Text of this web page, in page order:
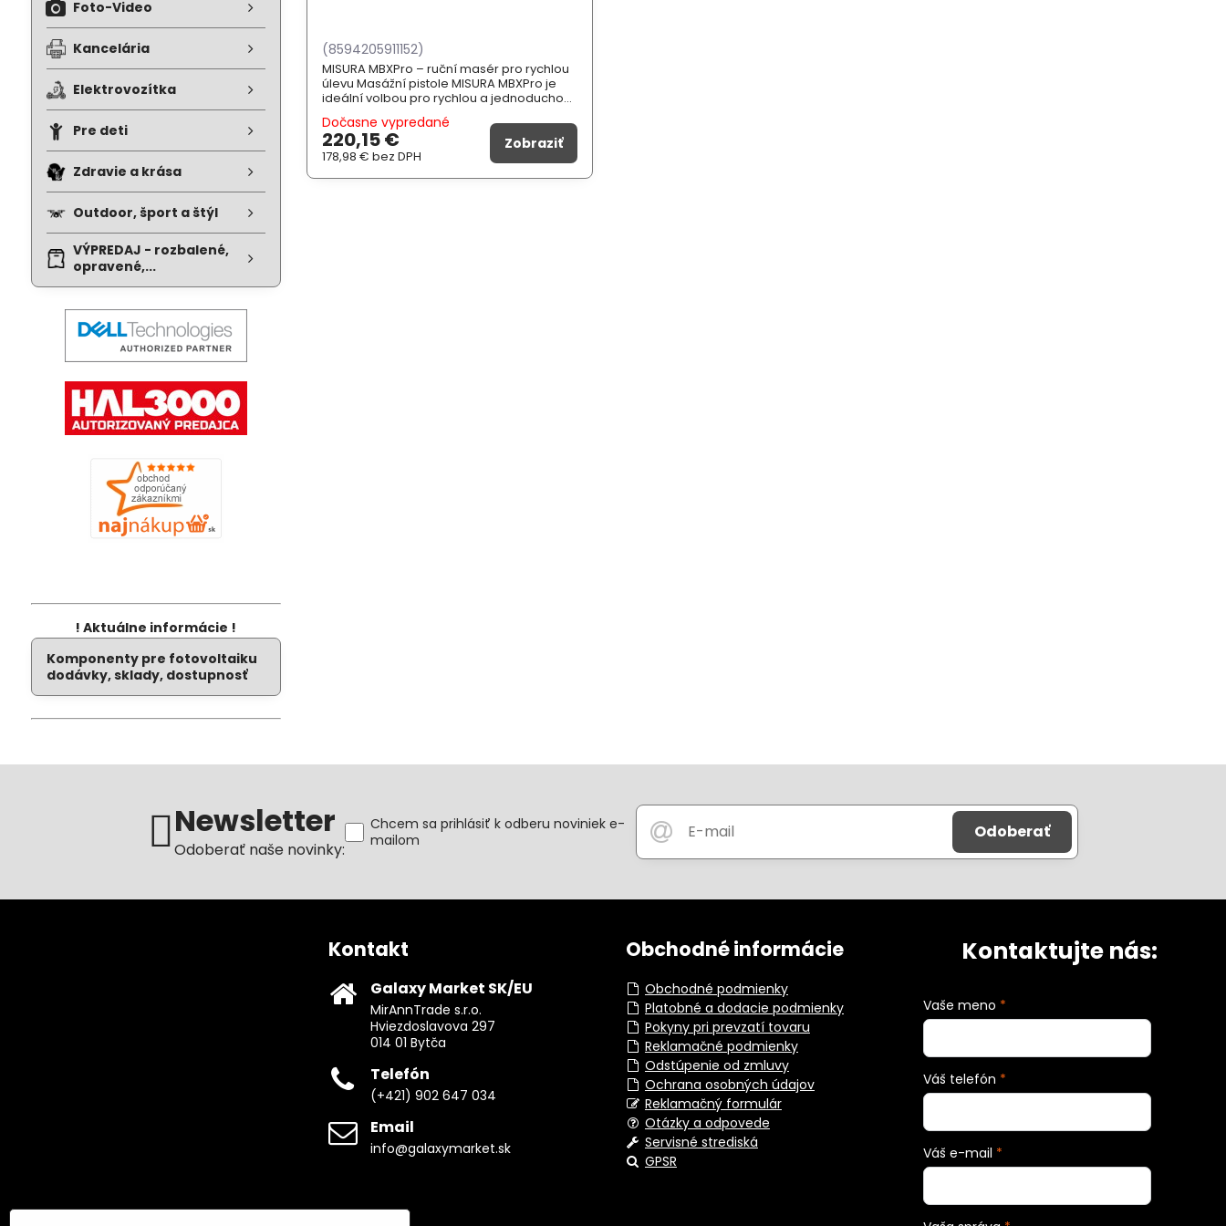
(8594205911152)
MISURA MBXPro – ruční masér pro rychlou
úlevu Masážní pistole MISURA MBXPro je
ideální volbou pro rychlou a jednoduchou
regeneraci svalů po sportovním výkonu
nebo třeba jen náročném dni v práci.
Nabízí pokročilé masážní funkce, které
ocení i velmi ...
Dočasne vypredané
220,15 €
178,98 €bez DPH
Zobraziť
Foto-Video
Kancelária
Elektrovozítka
Pre deti
Zdravie a krása
Outdoor, šport a štýl
VÝPREDAJ - rozbalené,
opravené,...
! Aktuálne informácie !
Komponenty pre fotovoltaiku
dodávky, sklady, dostupnosť
Newsletter
Odoberať naše novinky:
Odoberať
Chcem sa prihlásiť k odberu noviniek e-
mailom
Kontakt
Galaxy Market SK/EU
MirAnnTrade s.r.o.
Hviezdoslavova 297
014 01 Bytča
Telefón
(+421) 902 647 034
Email
info@galaxymarket.sk
Obchodné informácie
Obchodné podmienky
Platobné a dodacie podmienky
Pokyny pri prevzatí tovaru
Reklamačné podmienky
Odstúpenie od zmluvy
Ochrana osobných údajov
Reklamačný formulár
Otázky a odpovede
Servisné strediská
GPSR
Kontaktujte nás:
Vaše meno *
Váš telefón *
Váš e-mail *